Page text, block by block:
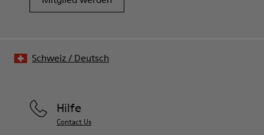
Hilfe
Contact Us
Schweiz/ Deutsch